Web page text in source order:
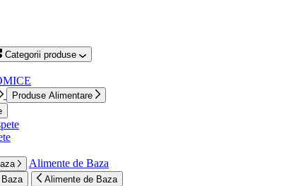
Categorii produse
Produse Alimentare
Alimente de Baza
Alimente de Baza